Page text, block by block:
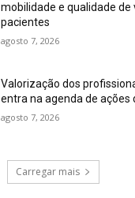
mobilidade e qualidade de
pacientes
agosto 7, 2026
Valorização dos
entra na agenda de ações
agosto 7, 2026
Carregar mais